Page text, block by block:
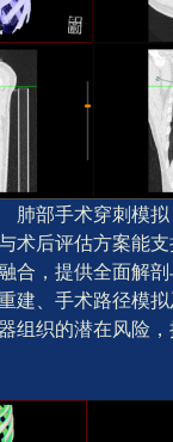
肺部手术穿刺模拟
术后评估方案能
合，提供全面解
建、手术路径模
组织的潜在风险